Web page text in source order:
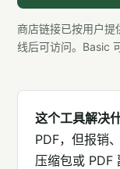
商店链接已按用户提
线后可访问。Basic
这个工具解决
PDF，但报销
压缩包或 PDF